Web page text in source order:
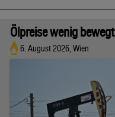
Ölpreise wenig bewegt
6. August 2026, Wien